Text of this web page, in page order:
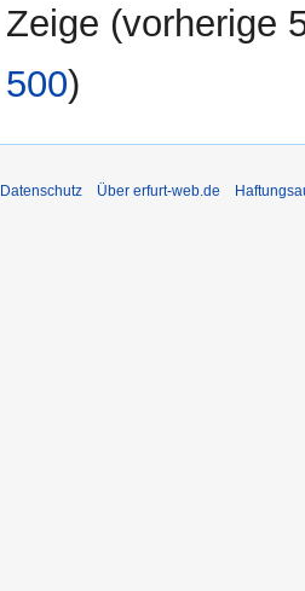
Zeige (vorherige
500)
Datenschutz Über erfurt-web.de